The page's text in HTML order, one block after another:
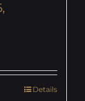
Details